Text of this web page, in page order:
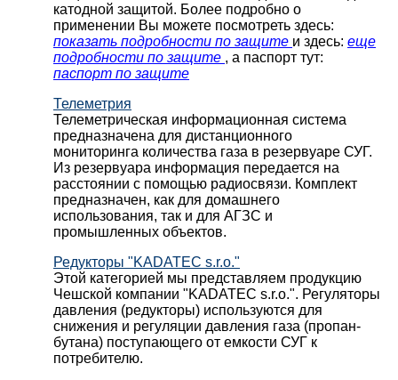
катодной защитой. Более подробно о
применении Вы можете посмотреть здесь:
показать подробности по защите и здесь: еще
подробности по защите , а паспорт тут:
паспорт по защите
Телеметрия
Телеметрическая информационная система
предназначена для дистанционного
мониторинга количества газа в резервуаре СУГ.
Из резервуара информация передается на
расстоянии с помощью радиосвязи. Комплект
предназначен, как для домашнего
использования, так и для АГЗС и
промышленных объектов.
Редукторы "KADATEC s.r.o."
Этой категорией мы представляем продукцию
Чешской компании "KADATEC s.r.o.". Регуляторы
давления (редукторы) используются для
снижения и регуляции давления газа (пропан-
бутана) поступающего от емкости СУГ к
потребителю.